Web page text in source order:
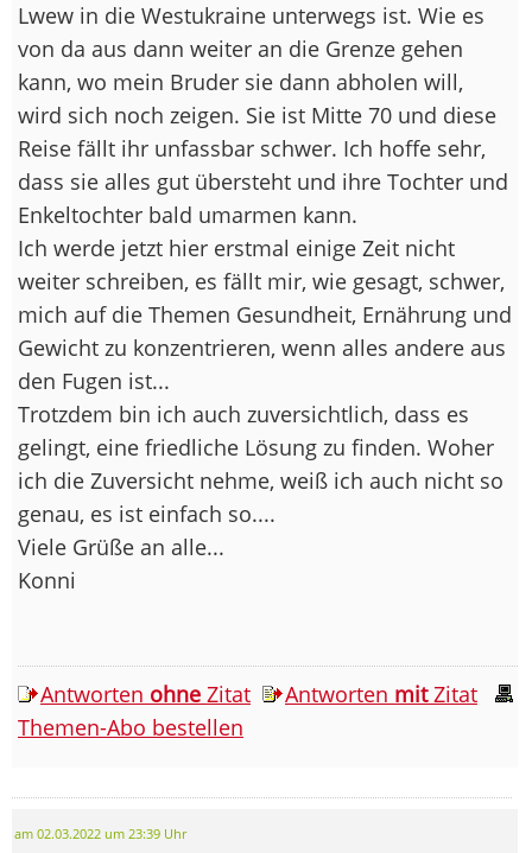
Lwew in die Westukraine unterwegs ist. Wie es
von da aus dann weiter an die Grenze gehen
kann, wo mein Bruder sie dann abholen will,
wird sich noch zeigen. Sie ist Mitte 70 und diese
Reise fällt ihr unfassbar schwer. Ich hoffe sehr,
dass sie alles gut übersteht und ihre Tochter und
Enkeltochter bald umarmen kann.
Ich werde jetzt hier erstmal einige Zeit nicht
weiter schreiben, es fällt mir, wie gesagt, schwer,
mich auf die Themen Gesundheit, Ernährung und
Gewicht zu konzentrieren, wenn alles andere aus
den Fugen ist...
Trotzdem bin ich auch zuversichtlich, dass es
gelingt, eine friedliche Lösung zu finden. Woher
ich die Zuversicht nehme, weiß ich auch nicht so
genau, es ist einfach so....
Viele Grüße an alle...
Konni
Antworten ohne Zitat Antworten mitZitat
Themen-Abo bestellen
am 02.03.2022 um 23:39 Uhr